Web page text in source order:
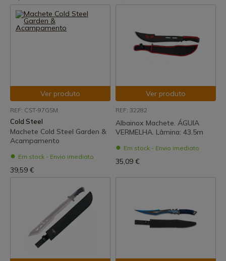
Ver produto
REF: CST-97GSM
Cold Steel
Machete Cold Steel Garden &
Acampamento
Em stock - Envio imediato
39,59 €
Ver produto
REF: 32282
Albainox Machete. ÁGUIA
VERMELHA. Lâmina: 43.5m
Em stock - Envio imediato
35,09 €